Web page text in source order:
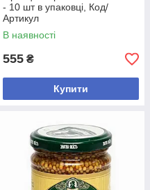
- 10 шт в упаковці, Код/
Артикул
В наявності
555 ₴
Купити